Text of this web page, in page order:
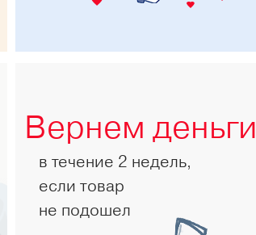
Вернем деньги
в течение 2 недель,
если товар
не подошел